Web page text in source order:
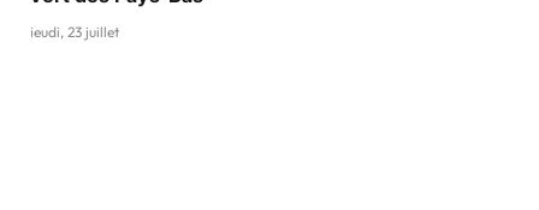
jeudi, 23 juillet